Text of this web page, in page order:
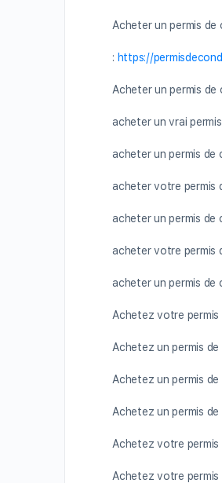
Acheter un permis de
: https://
Acheter un permis de
acheter un vrai
acheter un permis de
acheter votre permis
acheter un permis de
acheter votre permis
acheter un permis de
Achetez votre
Achetez un permis
Achetez un permis
Achetez un permis
Achetez votre
Achetez votre permis